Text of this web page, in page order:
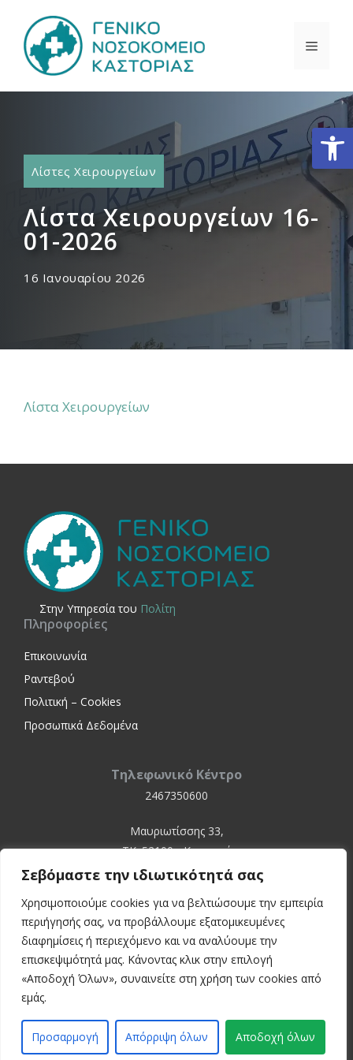
Σεβόμαστε την ιδιωτικότητά σας
Χρησιμοποιούμε cookies για να βελτιώσουμε την εμπειρία
περιήγησής σας, να προβάλλουμε εξατομικευμένες
διαφημίσεις ή περιεχόμενο και να αναλύουμε την
επισκεψιμότητά μας. Κάνοντας κλικ στην επιλογή
«Αποδοχή Όλων», συναινείτε στη χρήση των cookies από
εμάς.
Προσαρμογή Απόρριψη όλων Αποδοχή όλων
περιεχόμενο
Λίστες Χειρουργείων
Λίστα Χειρουργείων 16-
01-2026
16 Ιανουαρίου 2026
Λίστα Χειρουργείων
Στην Yπηρεσία του Πολίτη
Πληροφορίες
Επικοινωνία
Ραντεβού
Πολιτική – Cookies
Προσωπικά Δεδομένα
Τηλεφωνικό Κέντρο
2467350600
Μαυριωτίσσης 33,
ΤΚ. 52100 - Καστοριά